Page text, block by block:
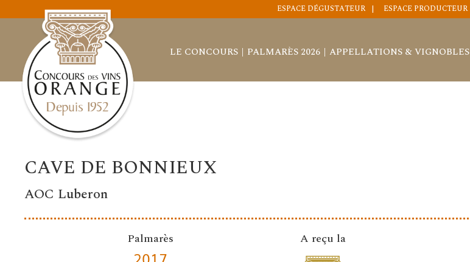
ESPACE DÉGUSTATEUR ESPACE PRODUCTEUR
LE CONCOURS PALMARÈS 2026 APPELLATIONS & VIGNOBLES
CAVE DE BONNIEUX
AOC Luberon
Palmarès A reçu la